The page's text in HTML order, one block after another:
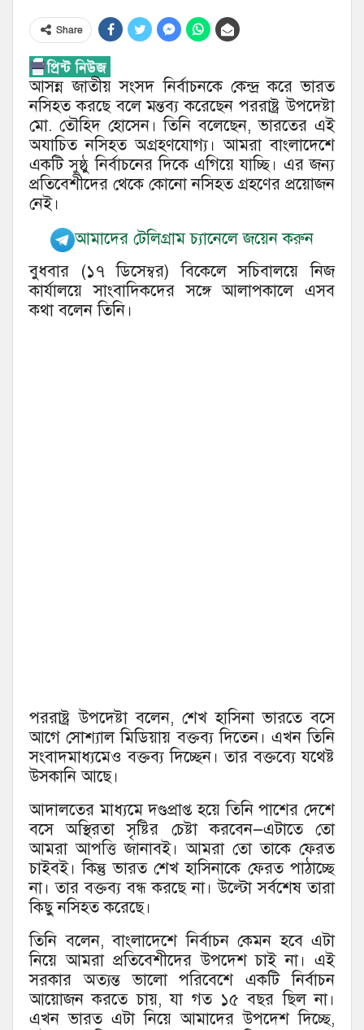
Share
আসন্ন জাতীয় সংসদ নির্বাচনকে কেন্দ্র করে ভারত
নসিহত করছে বলে মন্তব্য করেছেন পররাষ্ট্র উপদেষ্টা
মো. তৌহিদ হোসেন। তিনি বলেছেন, ভারতের এই
অযাচিত নসিহত অগ্রহণযোগ্য। আমরা বাংলাদেশে
একটি সুষ্ঠু নির্বাচনের দিকে এগিয়ে যাচ্ছি। এর জন্য
প্রতিবেশীদের থেকে কোনো নসিহত গ্রহণের প্রয়োজন
নেই।
আমাদের টেলিগ্রাম চ্যানেলে জয়েন করুন
বুধবার (১৭ ডিসেম্বর) বিকেলে সচিবালয়ে নিজ
কার্যালয়ে সাংবাদিকদের সঙ্গে আলাপকালে এসব
কথা বলেন তিনি।
পররাষ্ট্র উপদেষ্টা বলেন, শেখ হাসিনা ভারতে বসে
আগে সোশ্যাল মিডিয়ায় বক্তব্য দিতেন। এখন তিনি
সংবাদমাধ্যমেও বক্তব্য দিচ্ছেন। তার বক্তব্যে যথেষ্ট
উসকানি আছে।
আদালতের মাধ্যমে দণ্ডপ্রাপ্ত হয়ে তিনি পাশের দেশে
বসে অস্থিরতা সৃষ্টির চেষ্টা করবেন—এটাতে তো
আমরা আপত্তি জানাবই। আমরা তো তাকে ফেরত
চাইবই। কিন্তু ভারত শেখ হাসিনাকে ফেরত পাঠাচ্ছে
না। তার বক্তব্য বন্ধ করছে না। উল্টো সর্বশেষ তারা
কিছু নসিহত করেছে।
তিনি বলেন, বাংলাদেশে নির্বাচন কেমন হবে এটা
নিয়ে আমরা প্রতিবেশীদের উপদেশ চাই না। এই
সরকার অত্যন্ত ভালো পরিবেশে একটি নির্বাচন
আয়োজন করতে চায়, যা গত ১৫ বছর ছিল না।
এখন ভারত এটা নিয়ে আমাদের উপদেশ দিচ্ছে,